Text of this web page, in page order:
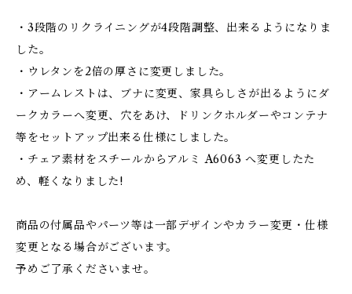
・3段階のリクライニングが4段階調整、出来るようになりま
した。
・ウレタンを2倍の厚さに変更しました。
・アームレストは、ブナに変更、家具らしさが出るようにダ
ークカラーへ変更、穴をあけ、ドリンクホルダーやコンテナ
等をセットアップ出来る仕様にしました。
・チェア素材をスチールからアルミ A6063 へ変更したた
め、軽くなりました!
商品の付属品やパーツ等は一部デザインやカラー変更・仕様
変更となる場合がございます。
予めご了承くださいませ。